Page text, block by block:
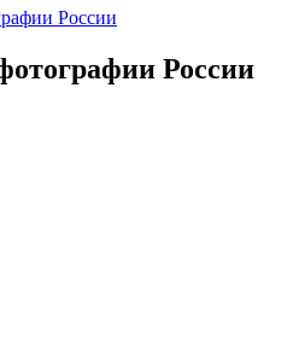
России
России